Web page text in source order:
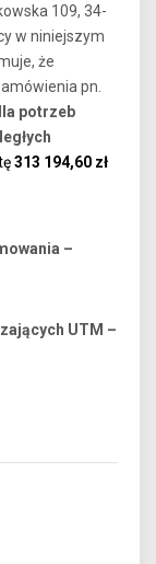
109, 34-
w niniejszym
że
pn.
potrzeb
313 194,60 zł
–
UTM –